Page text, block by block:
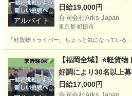
アルバイト
日給19,000円
合同会社Arks Japan
東京都 町田市
「軽貨物ドライバー、ちょっと気になってい
ドライバー 貨物
【福岡全域】⭐軽貨
好調により30名以上募
日給17,000円